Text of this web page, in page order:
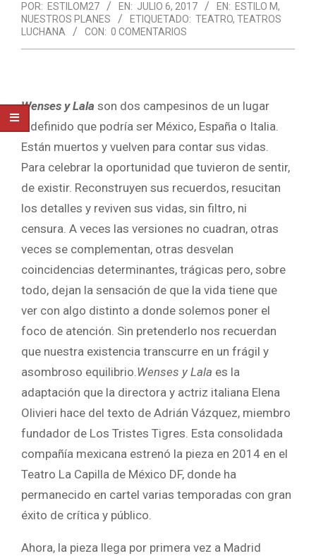
POR: ESTILOM27 EN: JULIO 6, 2017 EN: ESTILO M,
NUESTROS PLANES
ETIQUETADO: TEATRO, TEATROS
LUCHANA
CON: 0 COMENTARIOS
Wenses y Lala son dos campesinos de un lugar
indefinido que podría ser México, España o Italia.
Están muertos y vuelven para contar sus vidas.
Para celebrar la oportunidad que tuvieron de sentir,
de existir. Reconstruyen sus recuerdos, resucitan
los detalles y reviven sus vidas, sin filtro, ni
censura. A veces las versiones no cuadran, otras
veces se complementan, otras desvelan
coincidencias determinantes, trágicas pero, sobre
todo, dejan la sensación de que la vida tiene que
ver con algo distinto a donde solemos poner el
foco de atención. Sin pretenderlo nos recuerdan
que nuestra existencia transcurre en un frágil y
asombroso equilibrio.Wenses y Lala es la
adaptación que la directora y actriz italiana Elena
Olivieri hace del texto de Adrián Vázquez, miembro
fundador de Los Tristes Tigres. Esta consolidada
compañía mexicana estrenó la pieza en 2014 en el
Teatro La Capilla de México DF, donde ha
permanecido en cartel varias temporadas con gran
éxito de crítica y público.
Ahora, la pieza llega por primera vez a Madrid